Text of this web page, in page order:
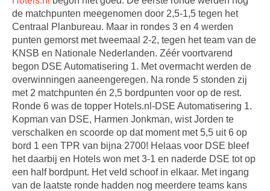
de matchpunten meegenomen door 2,5-1,5 tegen het
Centraal Planbureau. Maar in rondes 3 en 4 werden
punten gemorst met tweemaal 2-2, tegen het team van de
KNSB en Nationale Nederlanden. Zéér voortvarend
begon DSE Automatisering 1. Met overmacht werden de
overwinningen aaneengeregen. Na ronde 5 stonden zij
met 2 matchpunten én 2,5 bordpunten voor op de rest.
Ronde 6 was de topper Hotels.nl-DSE Automatisering 1.
Kopman van DSE, Harmen Jonkman, wist Jorden te
verschalken en scoorde op dat moment met 5,5 uit 6 op
bord 1 een TPR van bijna 2700! Helaas voor DSE bleef
het daarbij en Hotels won met 3-1 en naderde DSE tot op
een half bordpunt. Het veld schoof in elkaar. Met ingang
van de laatste ronde hadden nog meerdere teams kans